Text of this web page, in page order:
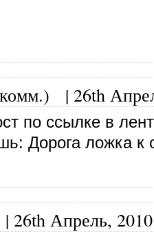
| 26th
по ссылке в
Дорога ложка к
| 26th Апрель, 2010